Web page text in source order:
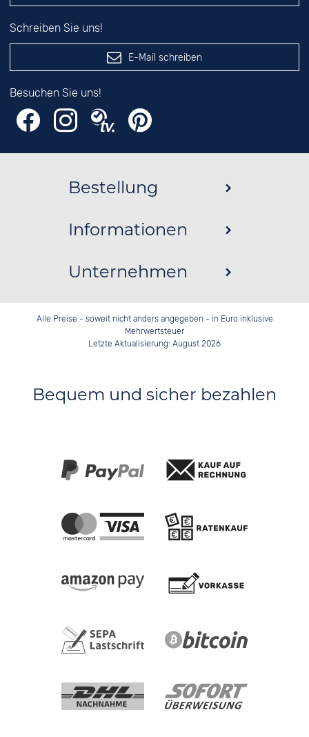
Schreiben Sie uns!
E-Mail schreiben
Besuchen Sie uns!
Bestellung
Informationen
Unternehmen
Alle Preise - soweit nicht anders angegeben - in Euro inklusive
Mehrwertsteuer
Letzte Aktualisierung: August 2026
Bequem und sicher bezahlen